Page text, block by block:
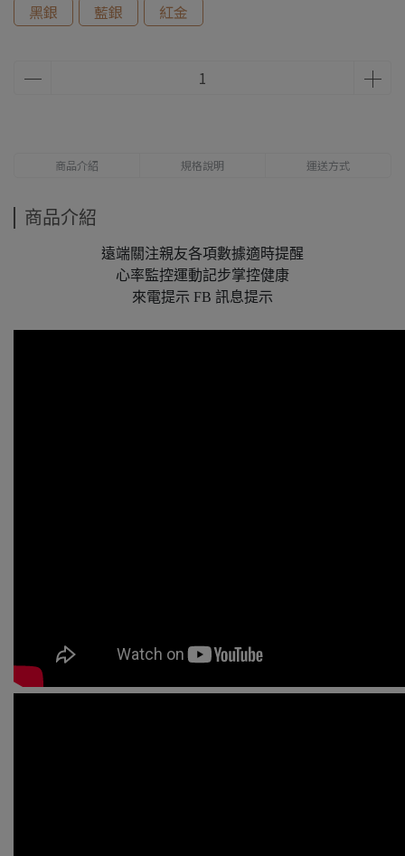
黑銀
藍銀 紅金
商品介紹 規格說明 運送方式
商品介紹
遠端關注親友各項數據適時提醒
心率監控運動記步掌控健康
來電提示 FB 訊息提示